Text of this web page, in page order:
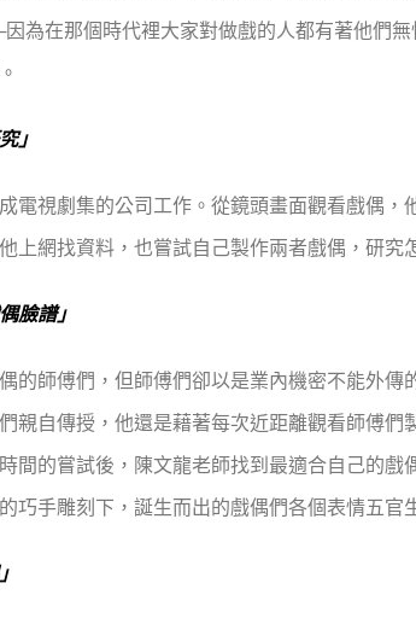
為在那個時代裡大家對做戲的人都有著他們
」
電視劇集的公司工作。從鏡頭畫面觀看戲偶
上網找資料，也嘗試自己製作兩者戲偶，研究
臉譜」
的師傅們，但師傅們卻以是業內機密不能外
親自傳授，他還是藉著每次近距離觀看師傅
間的嘗試後，陳文龍老師找到最適合自己的戲
巧手雕刻下，誕生而出的戲偶們各個表情五官